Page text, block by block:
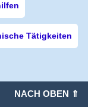
Tätigkeiten
NACH OBEN ⇑